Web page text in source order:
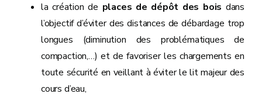
la création de places de dépôt des bois dans
l’objectif d’éviter des distances de débardage trop
longues (diminution des problématiques de
compaction,…) et de favoriser les chargements en
toute sécurité en veillant à éviter le lit majeur des
cours d’eau,